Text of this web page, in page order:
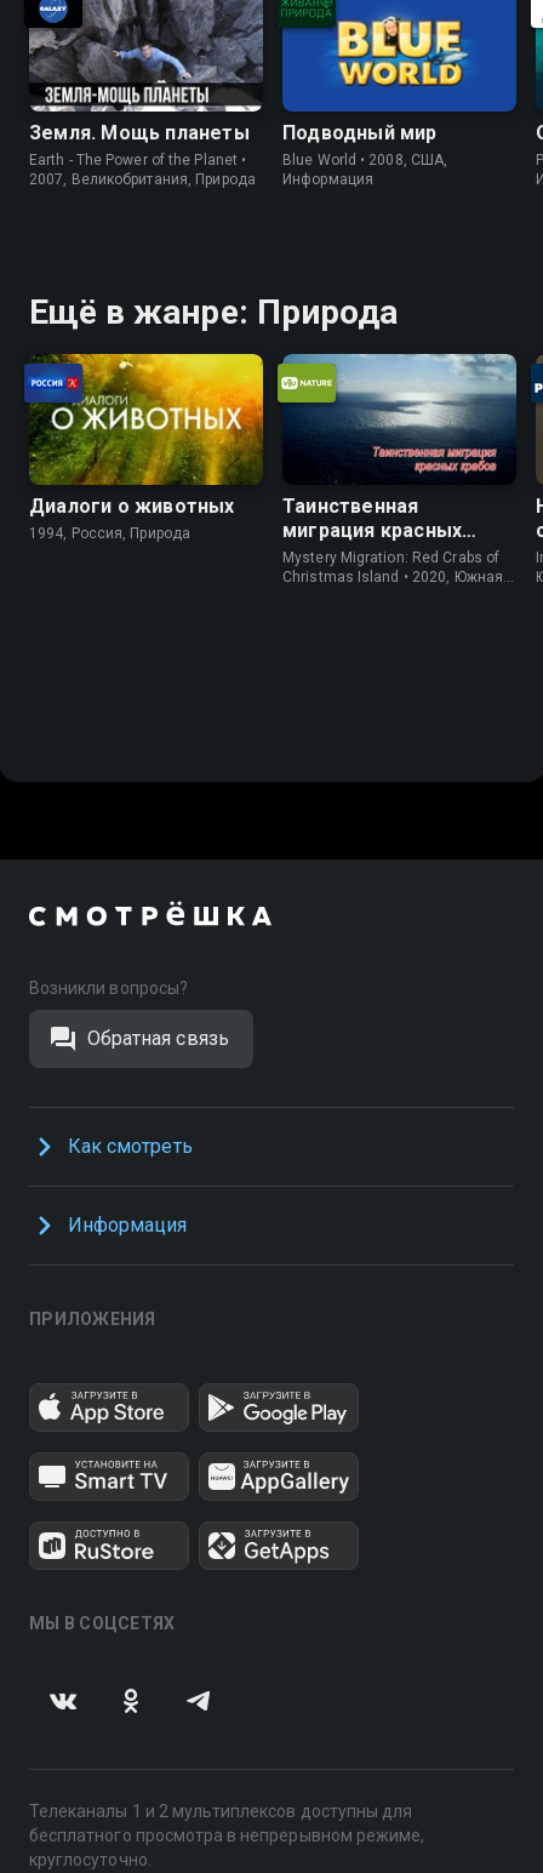
Земля. Мощь планеты
Earth - The Power of the Planet •
2007, Великобритания, Природа
Подводный мир
Blue World • 2008, США,
Информация
Ещё в жанре: Природа
Диалоги о животных
1994, Россия, Природа
Таинственная
миграция красных
крабов
Mystery Migration: Red Crabs of
Christmas Island • 2020, Южная
Возникли вопросы?
Обратная связь
Как смотреть
Информация
ПРИЛОЖЕНИЯ
МЫ В СОЦСЕТЯХ
Телеканалы 1 и 2 мультиплексов доступны для
бесплатного просмотра в непрерывном режиме,
круглосуточно.